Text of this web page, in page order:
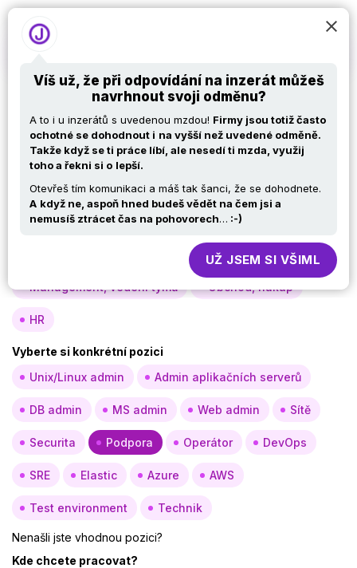
Nabídky práce v IT –
Podpora
Vyberte si oblast
Analýza, návrh
Vývoj Testy
Provoz, infra
Management, vedení týmů Obchod, nákup
HR
Vyberte si konkrétní pozici
Unix/Linux admin
Admin aplikačních serverů
DB admin MS admin Web admin Sítě
Securita Podpora Operátor DevOps
SRE Elastic Azure AWS
Test environment Technik
Nenašli jste vhodnou pozici?
Kde chcete pracovat?
Víš už, že při odpovídání na inzerát můžeš
navrhnout svoji odměnu?
A to i u inzerátů s uvedenou mzdou! Firmy jsou totiž často
ochotné se dohodnout i na vyšší než uvedené odměně.
Takže když se ti práce líbí, ale nesedí ti mzda, využij
toho a řekni si o lepší.
Otevřeš tím komunikaci a máš tak šanci, že se dohodnete.
A když ne, aspoň hned budeš vědět na čem jsi a
nemusíš ztrácet čas na pohovorech… :-)
UŽ JSEM SI VŠIML